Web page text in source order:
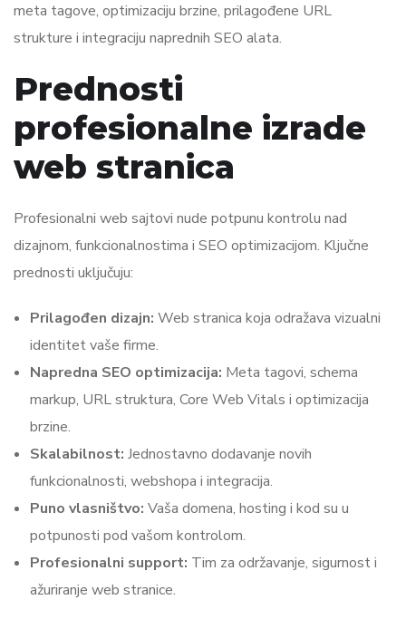
meta tagove, optimizaciju brzine, prilagođene URL
strukture i integraciju naprednih SEO alata.
Prednosti
profesionalne izrade
web stranica
Profesionalni web sajtovi nude potpunu kontrolu nad
dizajnom, funkcionalnostima i SEO optimizacijom. Ključne
prednosti uključuju:
Prilagođen dizajn: Web stranica koja odražava vizualni
identitet vaše firme.
Napredna SEO optimizacija: Meta tagovi, schema
markup, URL struktura, Core Web Vitals i optimizacija
brzine.
Skalabilnost: Jednostavno dodavanje novih
funkcionalnosti, webshopa i integracija.
Puno vlasništvo: Vaša domena, hosting i kod su u
potpunosti pod vašom kontrolom.
Profesionalni support: Tim za održavanje, sigurnost i
ažuriranje web stranice.